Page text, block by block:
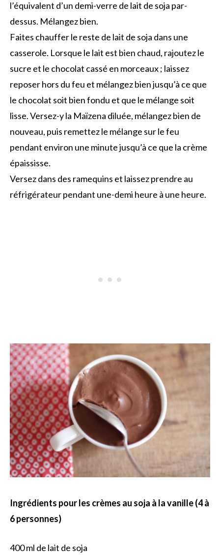
l’équivalent d’un demi-verre de lait de soja par-
dessus. Mélangez bien.
Faites chauffer le reste de lait de soja dans une
casserole. Lorsque le lait est bien chaud, rajoutez le
sucre et le chocolat cassé en morceaux ; laissez
reposer hors du feu et mélangez bien jusqu’à ce que
le chocolat soit bien fondu et que le mélange soit
lisse. Versez-y la Maïzena diluée, mélangez bien de
nouveau, puis remettez le mélange sur le feu
pendant environ une minute jusqu’à ce que la crème
épaississe.
Versez dans des ramequins et laissez prendre au
réfrigérateur pendant une-demi heure à une heure.
Ingrédients pour les crèmes au soja à la vanille (4 à
6 personnes)
400 ml de lait de soja